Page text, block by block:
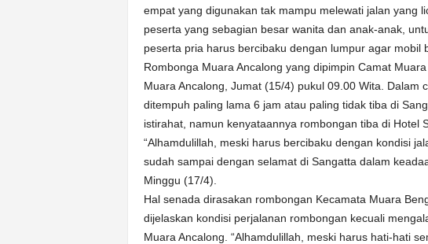
empat yang digunakan tak mampu melewati jalan yang
peserta yang sebagian besar wanita dan anak-anak,
peserta pria harus bercibaku dengan lumpur agar mobil
Rombonga Muara Ancalong yang dipimpin Camat
Muara Ancalong, Jumat (15/4) pukul 09.00 Wita. Dalam
ditempuh paling lama 6 jam atau paling tidak tiba di
istirahat, namun kenyataannya rombongan tiba di Hotel
“Alhamdulillah, meski harus bercibaku dengan kondisi
sudah sampai dengan selamat di Sangatta dalam
Minggu (17/4).
Hal senada dirasakan rombongan Kecamata Muara
dijelaskan kondisi perjalanan rombongan kecuali
Muara Ancalong. “Alhamdulillah, meski harus hati-hati